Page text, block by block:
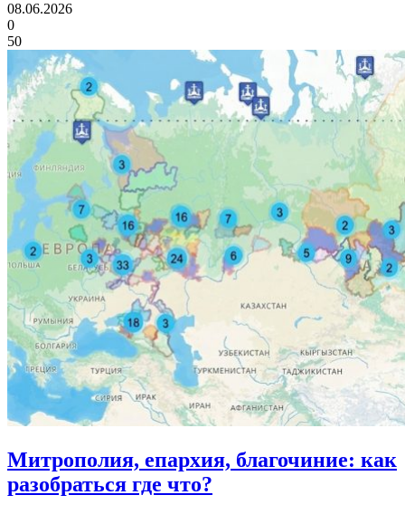
08.06.2026
0
50
Митрополия, епархия, благочиние: как
разобраться где что?